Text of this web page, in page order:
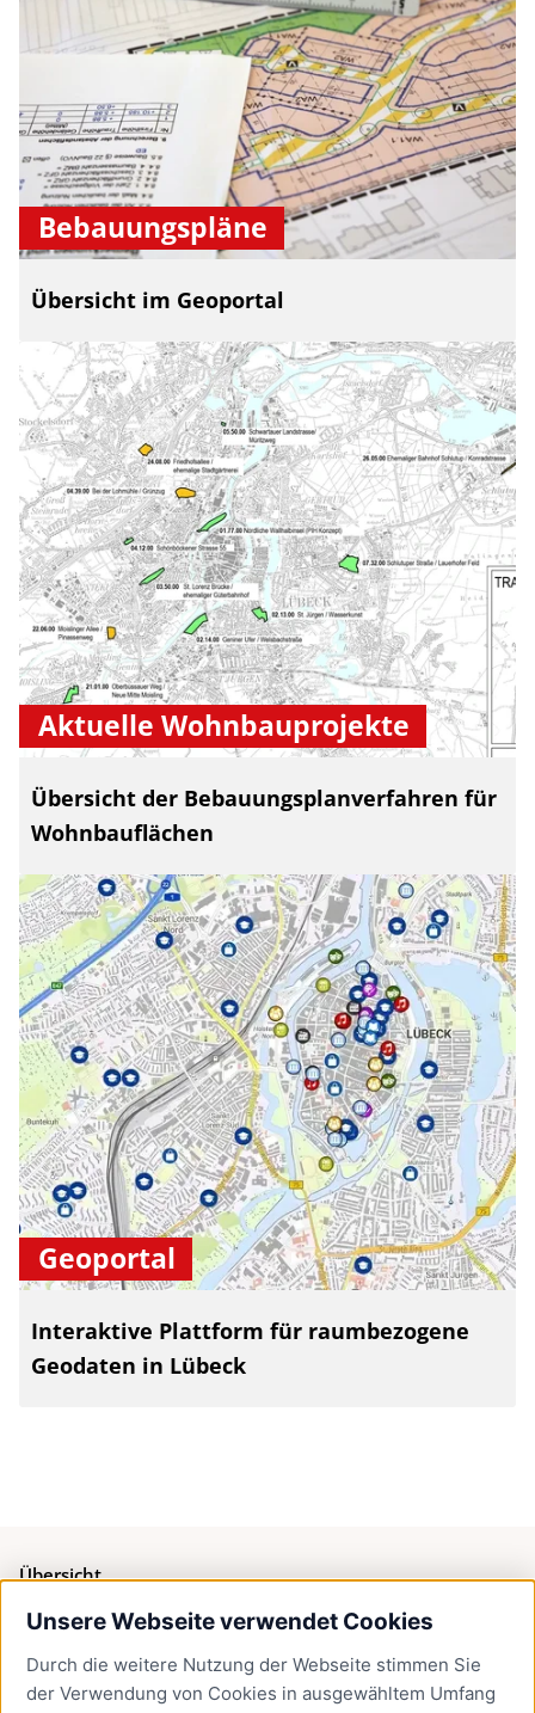
Unsere Webseite verwendet Cookies
Durch die weitere Nutzung der Webseite stimmen Sie
der Verwendung von Cookies in ausgewähltem Umfang
Bebauungspläne
Übersicht im Geoportal
Aktuelle Wohnbauprojekte
Übersicht der Bebauungsplanverfahren für
Wohnbauflächen
Geoportal
Interaktive Plattform für raumbezogene
Geodaten in Lübeck
Übersicht
Bürgerservice
Presse
Newsletter Lübeck:kompakt